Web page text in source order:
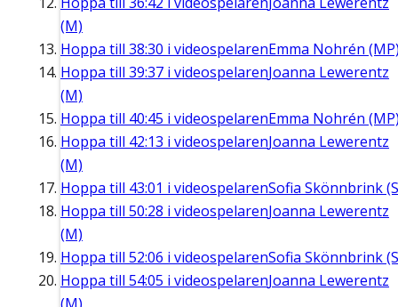
(M)
Hoppa till 38:30 i videospelarenEmma Nohrén
Hoppa till 39:37 i videospelarenJoanna Lewerentz
(M)
Hoppa till 40:45 i videospelarenEmma Nohrén
Hoppa till 42:13 i videospelarenJoanna Lewerentz
(M)
Hoppa till 43:01 i videospelarenSofia Skönnbrink
Hoppa till 50:28 i videospelarenJoanna Lewerentz
(M)
Hoppa till 52:06 i videospelarenSofia Skönnbrink
Hoppa till 54:05 i videospelarenJoanna Lewerentz